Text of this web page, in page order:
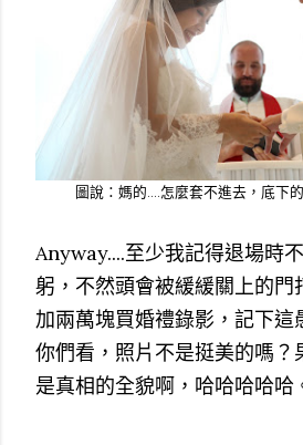
圖說：媽的....怎麼套不進去，底下
Anyway....至少我記得退場時
躬，不然頭會被緩緩關上的門
加兩萬塊買婚禮錄影，記下這
你們看，照片不是挺美的嗎？
是真相的全貌啊，哈哈哈哈哈